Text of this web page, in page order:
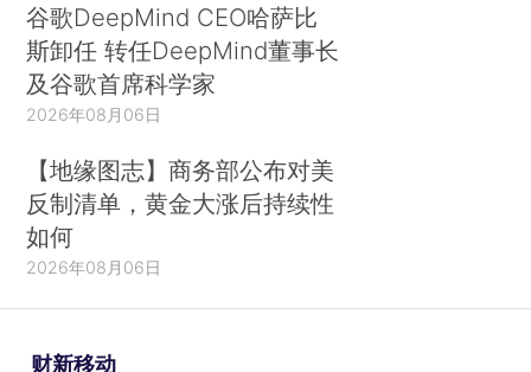
谷歌DeepMind CEO哈萨比
斯卸任 转任DeepMind董事长
及谷歌首席科学家
2026年08月06日
【地缘图志】商务部公布对美
反制清单，黄金大涨后持续性
如何
2026年08月06日
财新移动